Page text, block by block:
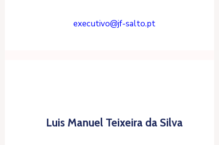
executivo@jf-salto.pt
Luis Manuel Teixeira da Silva